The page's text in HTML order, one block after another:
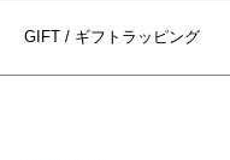
GIFT / ギフトラッピング